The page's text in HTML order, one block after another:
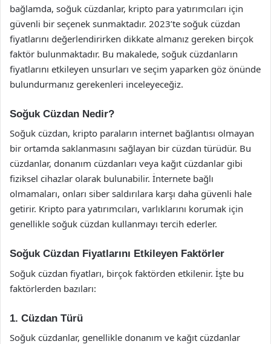
bağlamda, soğuk cüzdanlar, kripto para yatırımcıları için
güvenli bir seçenek sunmaktadır. 2023’te soğuk cüzdan
fiyatlarını değerlendirirken dikkate almanız gereken birçok
faktör bulunmaktadır. Bu makalede, soğuk cüzdanların
fiyatlarını etkileyen unsurları ve seçim yaparken göz önünde
bulundurmanız gerekenleri inceleyeceğiz.
Soğuk Cüzdan Nedir?
Soğuk cüzdan, kripto paraların internet bağlantısı olmayan
bir ortamda saklanmasını sağlayan bir cüzdan türüdür. Bu
cüzdanlar, donanım cüzdanları veya kağıt cüzdanlar gibi
fiziksel cihazlar olarak bulunabilir. İnternete bağlı
olmamaları, onları siber saldırılara karşı daha güvenli hale
getirir. Kripto para yatırımcıları, varlıklarını korumak için
genellikle soğuk cüzdan kullanmayı tercih ederler.
Soğuk Cüzdan Fiyatlarını Etkileyen Faktörler
Soğuk cüzdan fiyatları, birçok faktörden etkilenir. İşte bu
faktörlerden bazıları:
1. Cüzdan Türü
Soğuk cüzdanlar, genellikle donanım ve kağıt cüzdanlar